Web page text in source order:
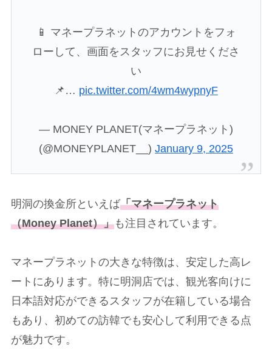
📱 マネープラネットのアカウントをフォ
ローして、画面をスタッフにお見せくださ
い
📌… pic.twitter.com/4wm4wypnyF
— MONEY PLANET(マネープラネット)
(@MONEYPLANET__) January 9, 2025
明洞の換金所といえば「マネープラネット
（Money Planet）」も注目されています。
マネープラネットの大きな特徴は、安定した高レ
ートにあります。特に明洞店では、観光客向けに
日本語対応ができるスタッフが在籍している場合
もあり、初めての訪韓でも安心して利用できる点
が魅力です。